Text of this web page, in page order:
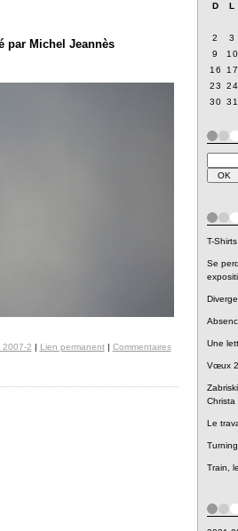
D L
2
3
9
10
16
17
23
24
30 31
T-
Se
Une
Vœux
Christa
Le
Train,
par Michel Jeannès
2007-2 | Lien permanent| Commentaires